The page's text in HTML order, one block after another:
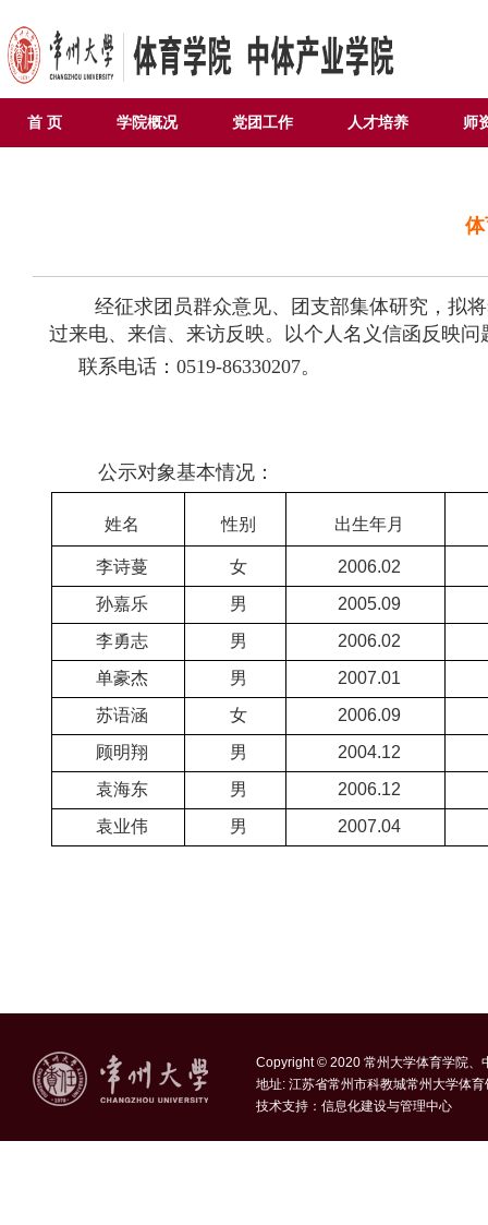
首 页 学院概况 党团工作 人才培养 师
经征求团员群众意见、团支部集体研究，拟
过来电、来信、来访反映。以个人名义信函反映
联系电话： 0519-86330207。
公示对象基本情况：
姓名 性别 出生年月
李诗蔓 女
2006.02
孙嘉乐
男
2005.09
李勇志
男
2006.02
单豪杰
男
2007.01
苏语涵
女
2006.09
顾明翔
男
2004.12
袁海东
男
2006.12
袁业伟
男 2007.04
Copyright © 2020 常州大学体育学院、
地址: 江苏省常州市科教城常州大学体育
技术支持： 信息化建设与管理中心